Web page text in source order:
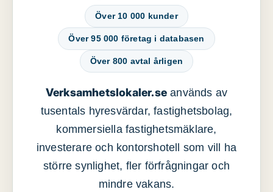
Över 10 000 kunder
Över 95 000 företag i databasen
Över 800 avtal årligen
Verksamhetslokaler.se används av
tusentals hyresvärdar, fastighetsbolag,
kommersiella fastighetsmäklare,
investerare och kontorshotell som vill ha
större synlighet, fler förfrågningar och
mindre vakans.